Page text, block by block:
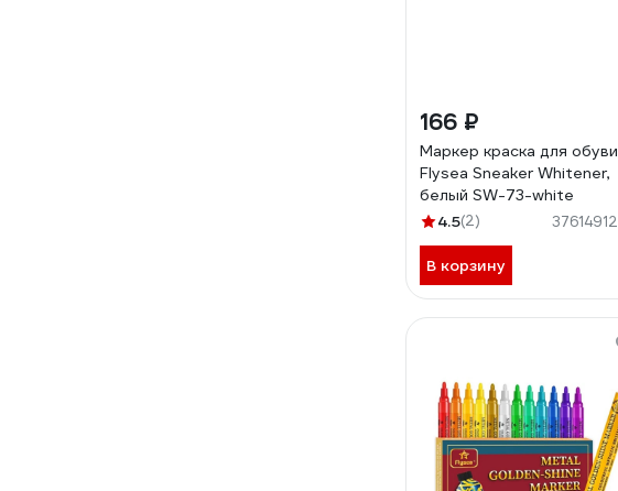
166 ₽
Маркер краска для обуви
Flysea Sneaker Whitener,
белый SW-73-white
4.5(2) 37614912
В корзину